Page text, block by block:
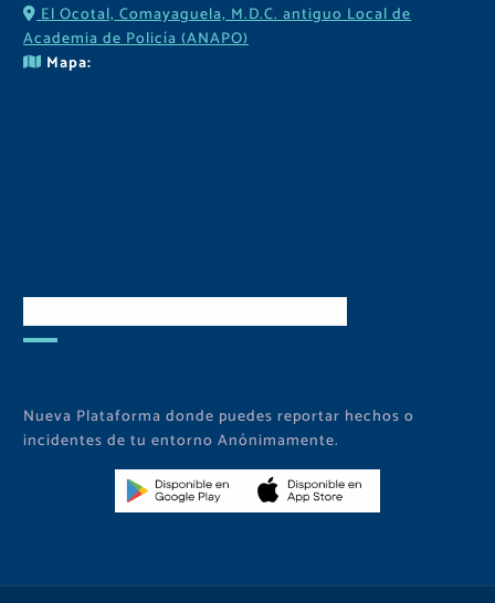
El Ocotal, Comayaguela, M.D.C. antiguo Local de
Academia de Policía (ANAPO)
Mapa:
Nueva Plataforma donde puedes reportar hechos o
incidentes de tu entorno Anónimamente.